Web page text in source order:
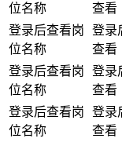
位名称
查看
登录后查看岗
位名称
登录
查看
登录后查看岗
位名称
登录
查看
登录后查看岗
位名称
登录
查看